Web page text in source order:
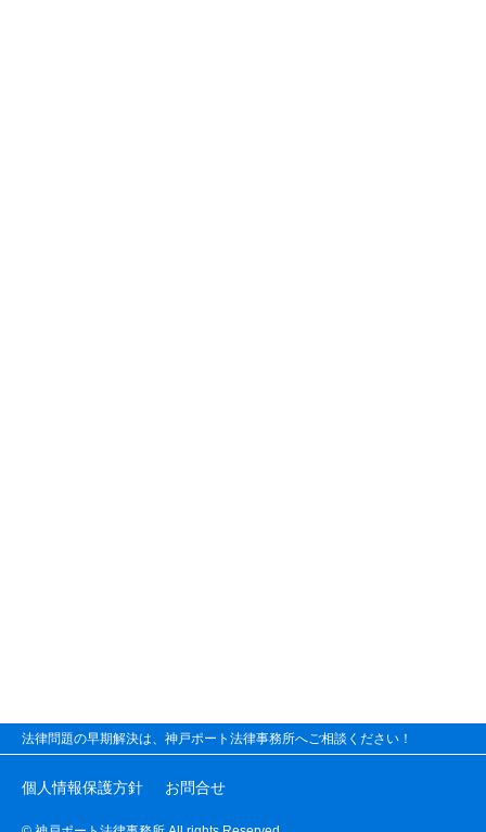
法律問題の早期解決は、神戸ポート法律事務所へご相談ください！
個人情報保護方針 お問合せ